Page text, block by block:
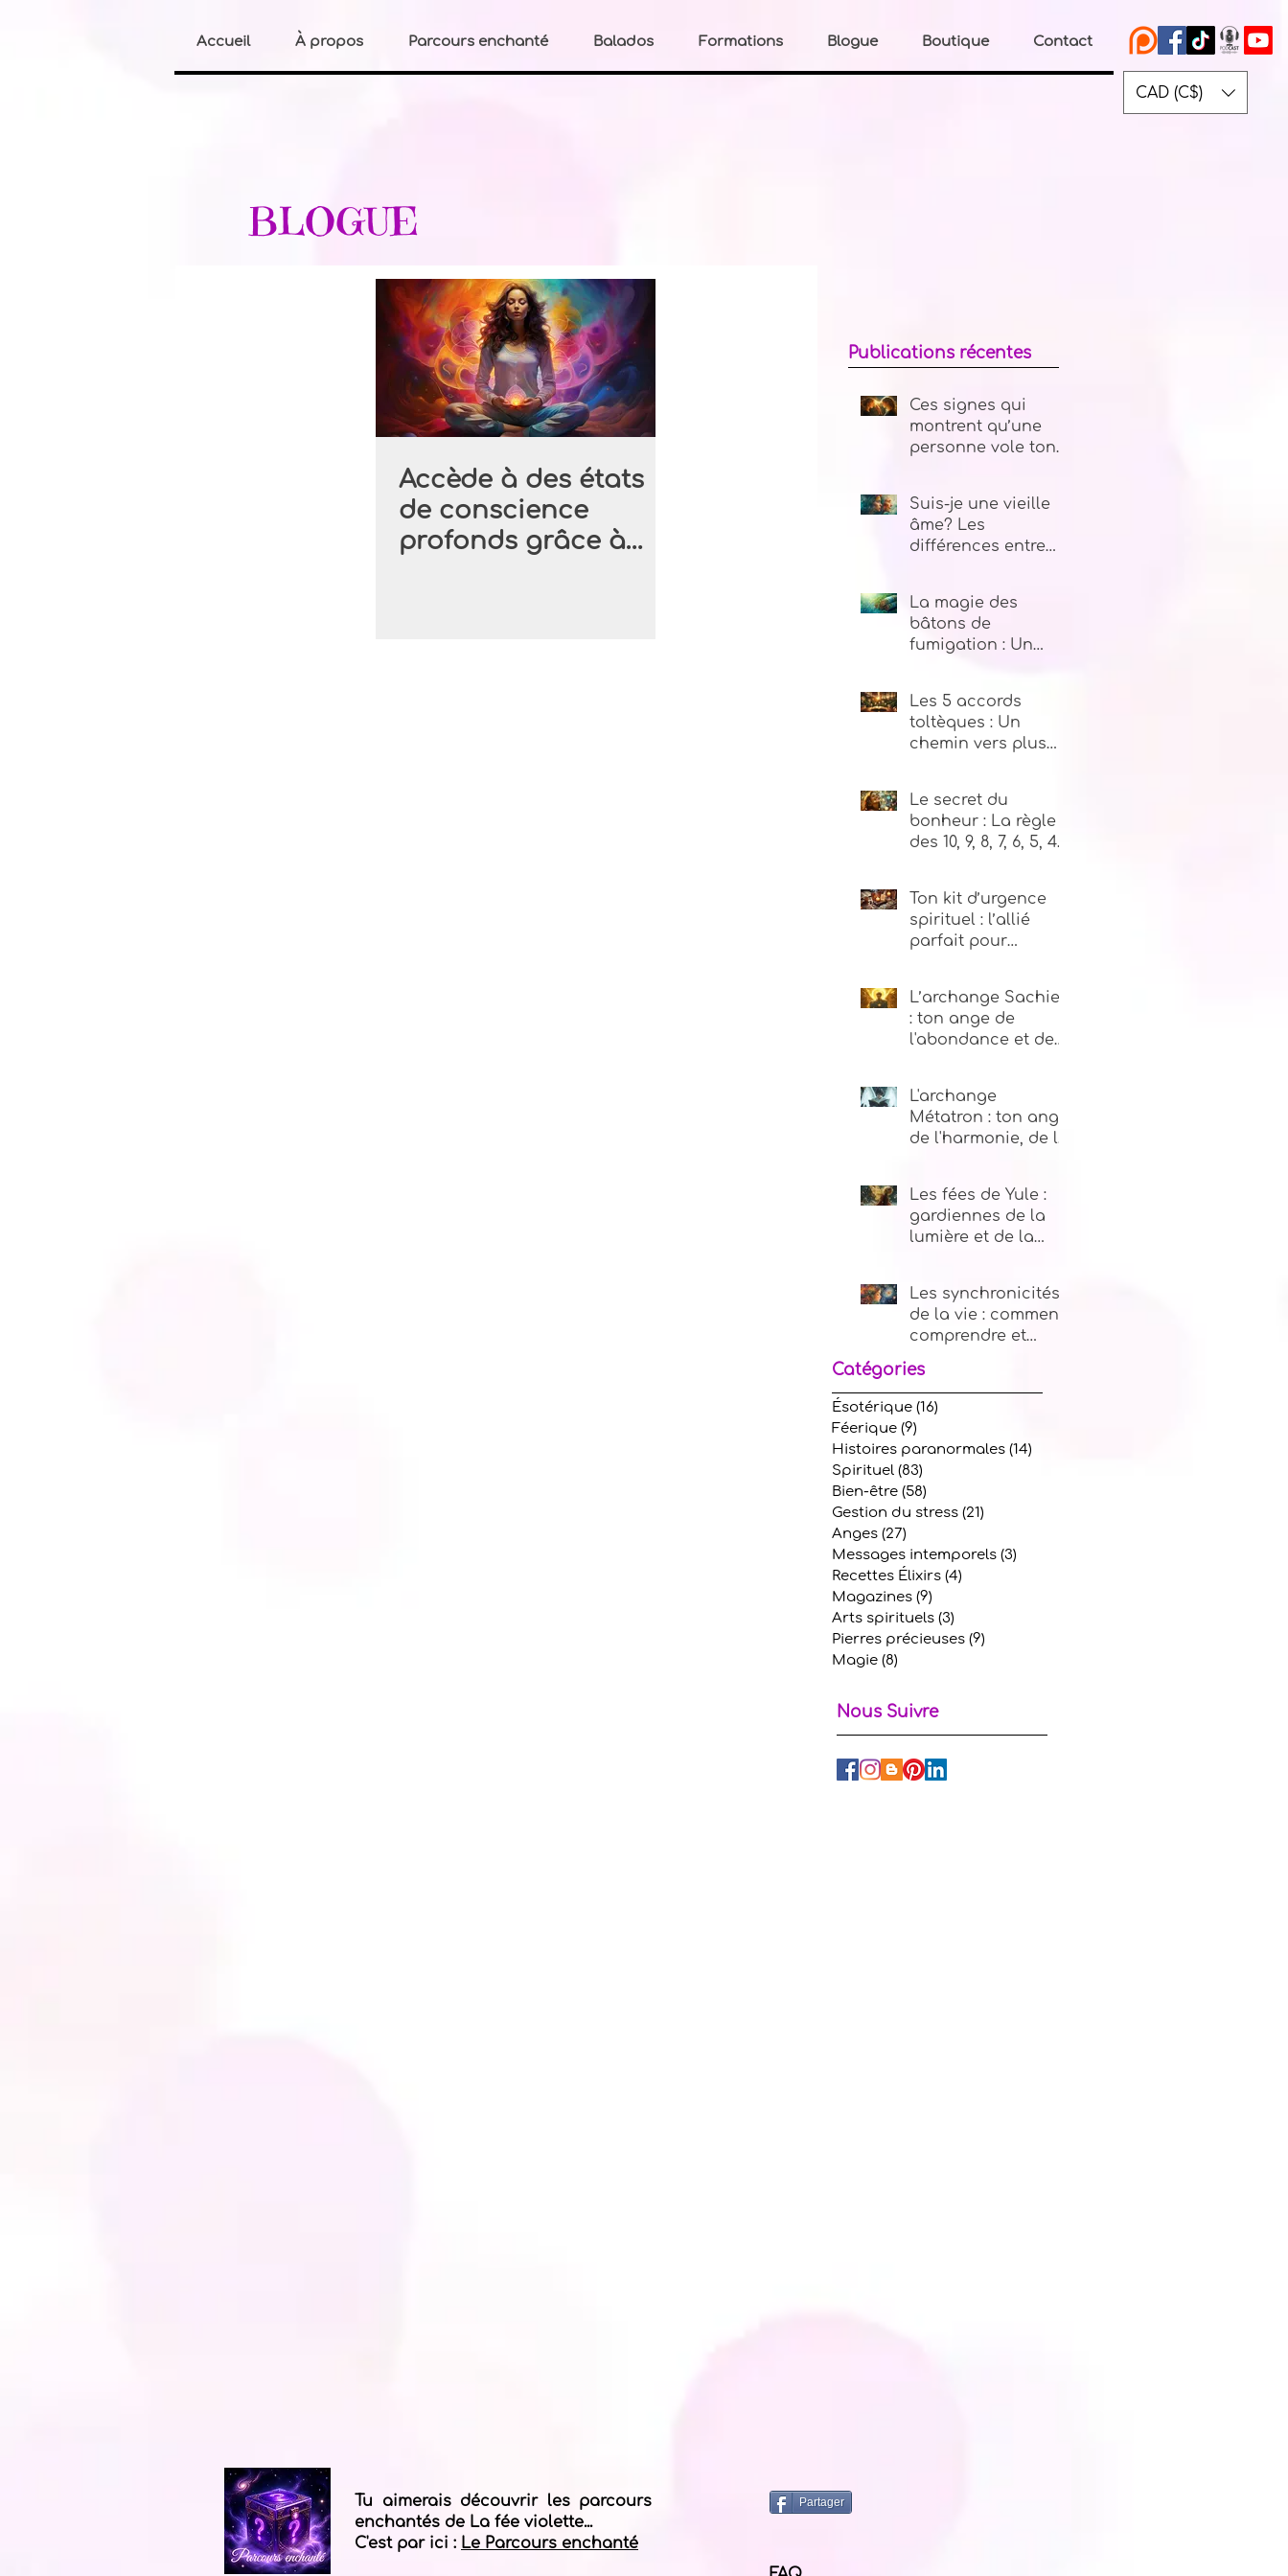
Accueil À propos Parcours enchanté Balados Formations Blogue Boutique Contact
CAD (C$)
BLOGUE
Accède à des états
de conscience
profonds grâce à
Publications récentes
Ces signes qui
montrent qu’une
personne vole ton
Suis-je une vieille
âme? Les
différences entre
La magie des
bâtons de
fumigation : Un
Les 5 accords
toltèques : Un
chemin vers plus
Le secret du
bonheur : La règle
des 10, 9, 8, 7, 6, 5, 4,
Ton kit d’urgence
spirituel : l’allié
parfait pour
L’archange Sachiel
: ton ange de
l'abondance et de
L'archange
Métatron : ton ange
de l'harmonie, de la
sagesse
Les fées de Yule :
gardiennes de la
lumière et de la
Les synchronicités
de la vie : comment
comprendre et
de l'univers
Catégories
Ésotérique (16)
Féerique (9)
Histoires paranormales (14)
Spirituel (83)
Bien-être (58)
Gestion du stress (21)
Anges (27)
Messages intemporels (3)
Recettes Élixirs (4)
Magazines (9)
Arts spirituels (3)
Pierres précieuses (9)
Magie (8)
Nous Suivre
Tu aimerais découvrir les parcours
enchantés de La fée violette...
C'est par ici : Le Parcours enchanté
Partager